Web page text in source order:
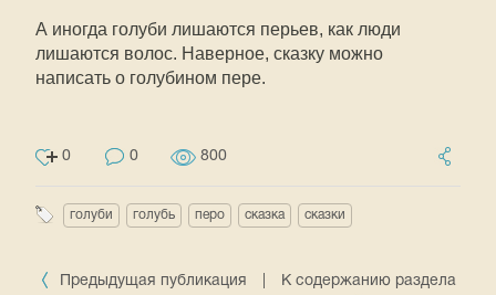
А иногда голуби лишаются перьев, как люди
лишаются волос. Наверное, сказку можно
написать о голубином пере.
0 0 800
голуби голубь перо сказка сказки
Предыдущая публикация
К содержанию раздела